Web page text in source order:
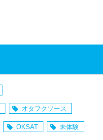
オタフクソース
OKSAT 未体験